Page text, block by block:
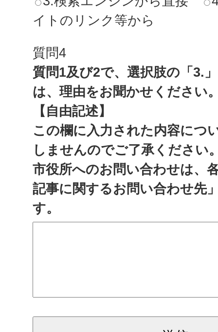
イトのリンク等から
質問4
質問1及び2で、選択肢の「3.
は、理由をお聞かせください
【自由記述】
この欄に入力された内容につ
しませんのでご了承ください
市役所へのお問い合わせは、
記事に関するお問い合わせ先
す。